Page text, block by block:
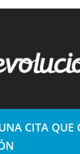
CITA QUE